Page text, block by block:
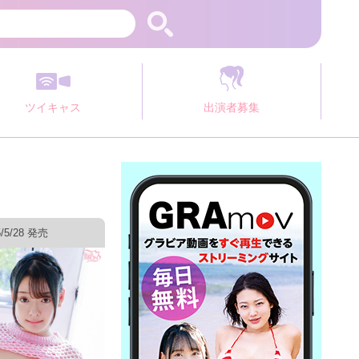
ツイキャス 出演者募集
5/28 発売